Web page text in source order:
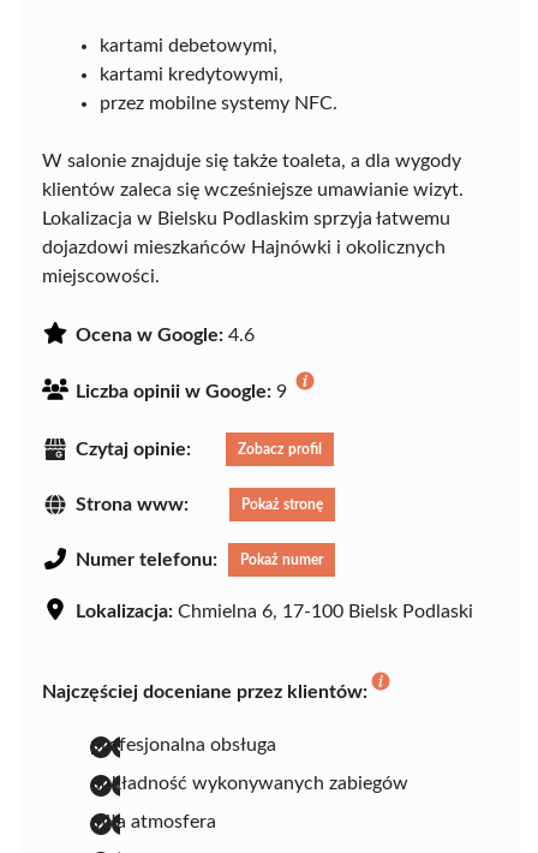
kartami debetowymi,
kartami kredytowymi,
przez mobilne systemy NFC.
W salonie znajduje się także toaleta, a dla wygody
klientów zaleca się wcześniejsze umawianie wizyt.
Lokalizacja w Bielsku Podlaskim sprzyja łatwemu
dojazdowi mieszkańców Hajnówki i okolicznych
miejscowości.
Ocena w Google: 4.6
Liczba opinii w Google: 9
Czytaj opinie: Zobacz profil
Strona www: Pokaż stronę
Numer telefonu: Pokaż numer
Lokalizacja: Chmielna 6, 17-100 Bielsk Podlaski
Najczęściej doceniane przez klientów:
profesjonalna obsługa
dokładność wykonywanych zabiegów
miła atmosfera